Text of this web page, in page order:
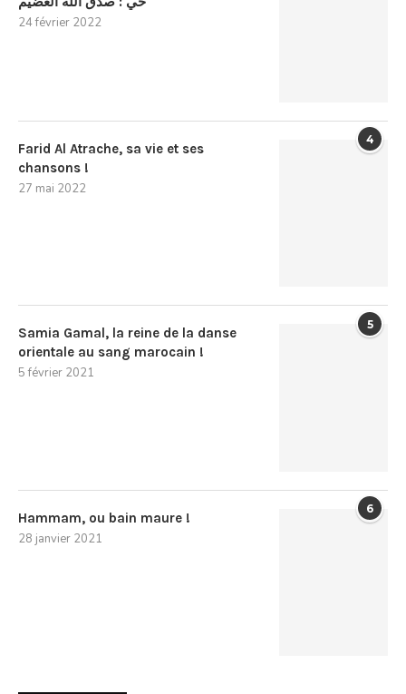
24 février 2022
4
Farid Al Atrache, sa vie et ses
chansons !
27 mai 2022
5
Samia Gamal, la reine de la danse
orientale au sang marocain !
5 février 2021
6
Hammam, ou bain maure !
28 janvier 2021